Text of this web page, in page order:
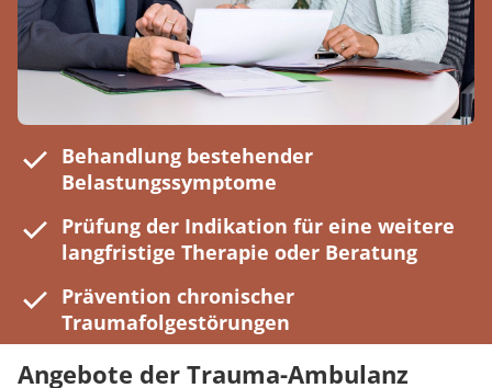
Behandlung bestehender
Belastungssymptome
Prüfung der Indikation für eine weitere
langfristige Therapie oder Beratung
Prävention chronischer
Traumafolgestörungen
Angebote der Trauma-Ambulanz